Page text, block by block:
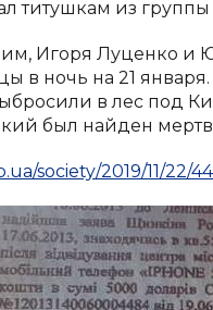
титушкам из
Игоря Луценко и
в ночь на 21
в лес под
был найден
society/2019/11/22/